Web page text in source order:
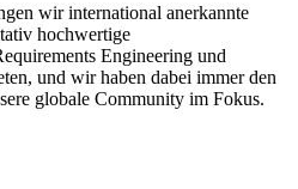
wir international anerkannte
hochwertige
Engineering und
und wir haben dabei immer den
globale Community im Fokus.